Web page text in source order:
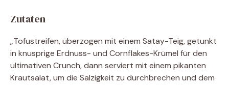
Zutaten
„Tofustreifen, überzogen mit einem Satay-Teig, getunkt
in knusprige Erdnuss- und Cornflakes-Krümel für den
ultimativen Crunch, dann serviert mit einem pikanten
Krautsalat, um die Salzigkeit zu durchbrechen und dem